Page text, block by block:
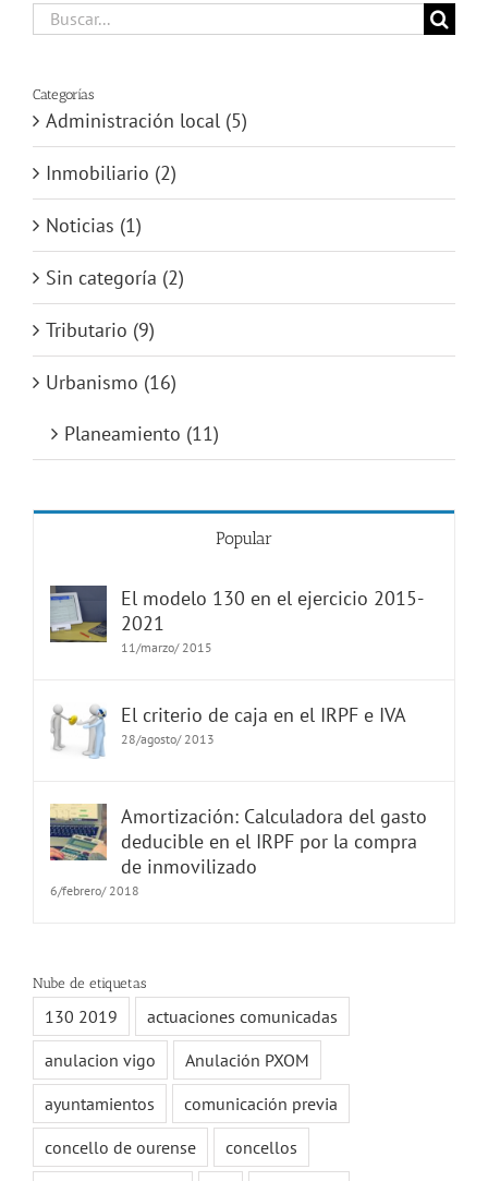
Buscar:
Categorías
Administración local (5)
Inmobiliario (2)
Noticias (1)
Sin categoría (2)
Tributario (9)
Urbanismo (16)
Planeamiento (11)
Popular
El modelo 130 en el ejercicio 2015-
2021
11/marzo/ 2015
El criterio de caja en el IRPF e IVA
28/agosto/ 2013
Amortización: Calculadora del gasto
deducible en el IRPF por la compra
de inmovilizado
6/febrero/ 2018
Nube de etiquetas
130 2019
actuaciones comunicadas
anulacion vigo
Anulación PXOM
ayuntamientos
comunicación previa
concello de ourense
concellos